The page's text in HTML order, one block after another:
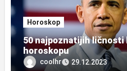
Horoskop
50 najpoznatijih ličnosti
horoskopu
coolhr 29.12.2023